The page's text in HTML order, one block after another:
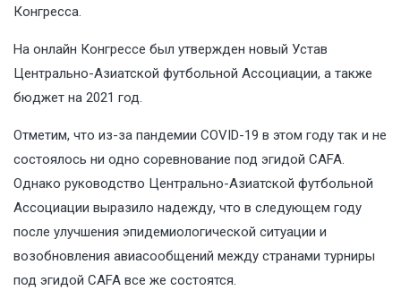
Конгресса.
На онлайн Конгрессе был утвержден новый Устав
Центрально-Азиатской футбольной Ассоциации, а также
бюджет на 2021 год.
Отметим, что из-за пандемии COVID-19 в этом году так и не
состоялось ни одно соревнование под эгидой CAFA.
Однако руководство Центрально-Азиатской футбольной
Ассоциации выразило надежду, что в следующем году
после улучшения эпидемиологической ситуации и
возобновления авиасообщений между странами турниры
под эгидой CAFA все же состоятся.